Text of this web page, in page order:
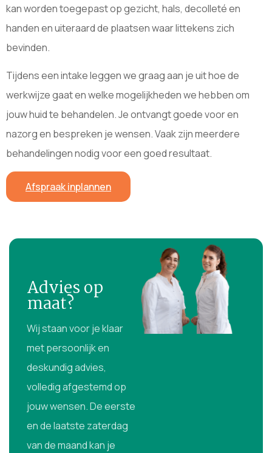
kan worden toegepast op gezicht, hals, decolleté en
handen en uiteraard de plaatsen waar littekens zich
bevinden.
Tijdens een intake leggen we graag aan je uit hoe de
werkwijze gaat en welke mogelijkheden we hebben om
jouw huid te behandelen. Je ontvangt goede voor en
nazorg en bespreken je wensen. Vaak zijn meerdere
behandelingen nodig voor een goed resultaat.
Afspraak inplannen
Advies op
maat?
Wij staan voor je klaar
met persoonlijk en
deskundig advies,
volledig afgestemd op
jouw wensen. De eerste
en de laatste zaterdag
van de maand kan je